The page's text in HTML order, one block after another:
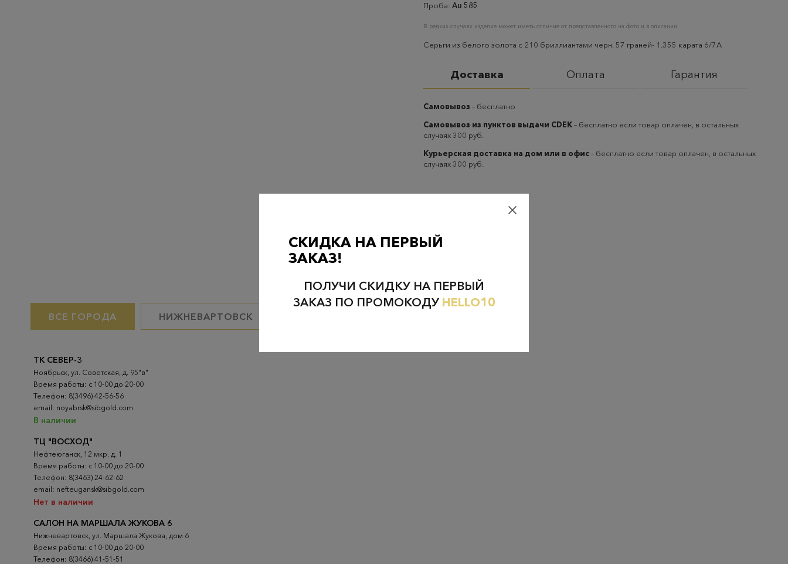
Проба: Au 585
В редких случаях изделие может иметь отличие от представленного на фото и в описании
Серьги из белого золота с 210 бриллиантами черн. 57 граней- 1.355 карата 6/7А
Доставка Оплата Гарантия
Самовывоз – бесплатно
Самовывоз из пунктов выдачи CDEK– бесплатно если товар оплачен, в остальных
случаях 300 руб.
Курьерская доставка на дом или в офис– бесплатно если товар оплачен, в остальных
случаях 300 руб.
Проверьте наличие в магазинах
ВСЕ ГОРОДА НИЖНЕВАРТОВСК
ТК СЕВЕР-3
Ноябрьск, ул. Советская, д. 95"в"
Время работы: с 10-00 до 20-00
Телефон: 8(3496) 42-56-56
email: noyabrsk@sibgold.com
В наличии
ТЦ "ВОСХОД"
Нефтеюганск, 12 мкр. д. 1
Время работы: с 10-00 до 20-00
Телефон: 8(3463) 24-62-62
email: nefteugansk@sibgold.com
Нет в наличии
САЛОН НА МАРШАЛА ЖУКОВА 6
Нижневартовск, ул. Маршала Жукова, дом 6
Время работы: с 10-00 до 20-00
Телефон: 8(3466) 41-51-51
СКИДКА НА ПЕРВЫЙ
ЗАКАЗ!
ПОЛУЧИ СКИДКУ НА ПЕРВЫЙ
ЗАКАЗ ПО ПРОМОКОДУ HELLO10